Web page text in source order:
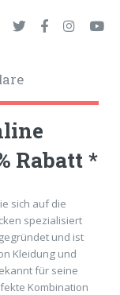
Rabatt *
sich auf die
spezialisiert
und ist
Kleidung und
für seine
Kombination